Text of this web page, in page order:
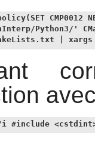
CMP0012
Python3/'
| xargs